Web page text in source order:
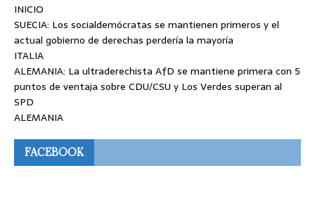
INICIO
SUECIA: Los socialdemócratas se mantienen primeros y el
actual gobierno de derechas perdería la mayoría
ITALIA
ALEMANIA: La ultraderechista AfD se mantiene primera con 5
puntos de ventaja sobre CDU/CSU y Los Verdes superan al
SPD
ALEMANIA
FACEBOOK